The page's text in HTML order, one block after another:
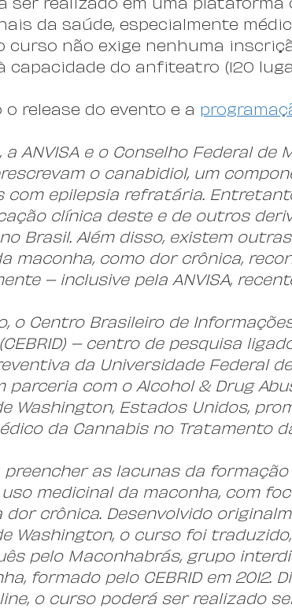
ser realizado em uma plataforma
da saúde, especialmente
curso não exige nenhuma
capacidade do anfiteatro (120
release do evento e a
a ANVISA e o Conselho Federal
o canabidiol, um
com epilepsia refratária.
clínica deste e de outros
Brasil. Além disso, existem
maconha, como dor crônica,
– inclusive pela ANVISA,
o Centro Brasileiro de
– centro de pesquisa
da Universidade Federal
parceria com o Alcohol & Drug
Washington, Estados Unidos,
da Cannabis no Tratamento
preencher as lacunas da
medicinal da maconha, com
crônica. Desenvolvido
Washington, o curso foi
pelo Maconhabrás, grupo
formado pelo CEBRID em 2012.
o curso poderá ser realizado